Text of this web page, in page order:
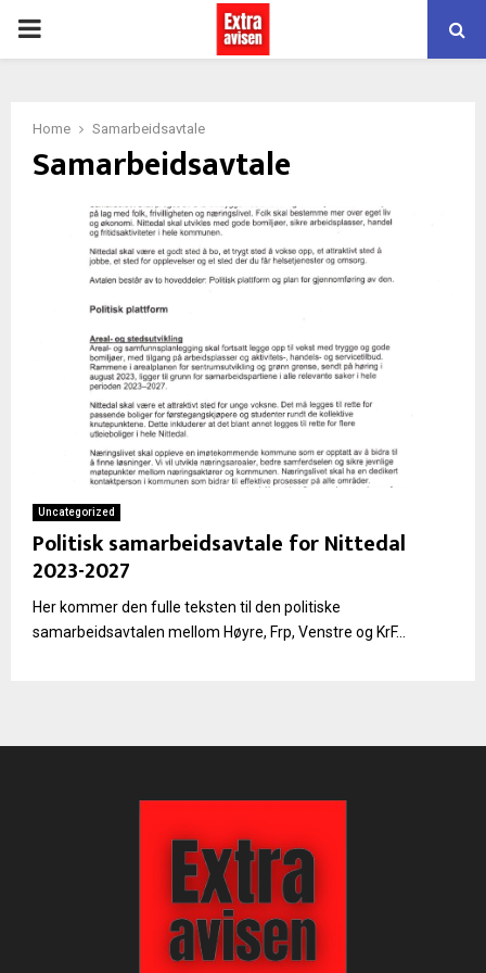
PRIMARY
Home Samarbeidsavtale
Samarbeidsavtale
Uncategorized
Politisk samarbeidsavtale for Nittedal
2023-2027
Her kommer den fulle teksten til den politiske
samarbeidsavtalen mellom Høyre, Frp, Venstre og KrF...